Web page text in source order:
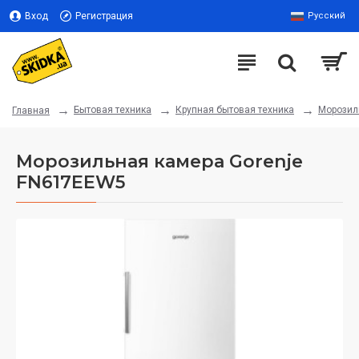
Вход Регистрация Русский
Главная Бытовая техника Крупная бытовая техника
Морозильная камера Gorenje
FN617EEW5